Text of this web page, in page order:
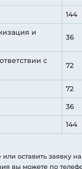
144
и
36
с
72
72
36
144
оставить заявку на
вы можете по